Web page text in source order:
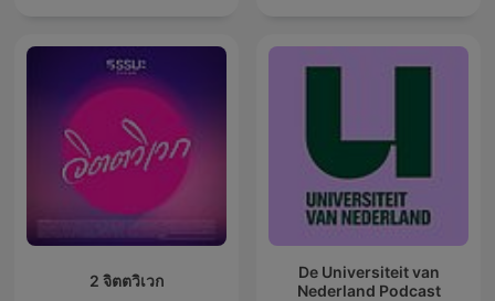
2 จิตตวิเวก
De Universiteit van
Nederland Podcast